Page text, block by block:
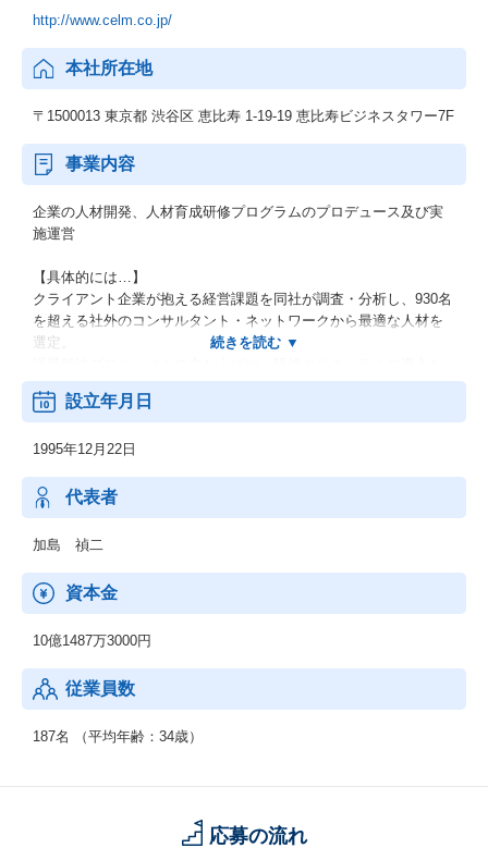
http://www.celm.co.jp/
本社所在地
〒1500013 東京都 渋谷区 恵比寿 1-19-19 恵比寿ビジネスタワー7F
事業内容
企業の人材開発、人材育成研修プログラムのプロデュース及び実
施運営
【具体的には…】
クライアント企業が抱える経営課題を同社が調査・分析し、930名
を超える社外のコンサルタント・ネットワークから最適な人材を
選定。
どを提案しています。
経営戦略、マーケティング戦略、事業開発、商品企画、生産工程
務戦略、市場調査など、
多くの分野で十分な知識と実績を備えたプロフェッショナルが、
ベストなプログラムを提供し、企業の課題解決をはかります。
※主に、人材育成、研修の分野で課題解決策を提案。
設立年月日
1995年12月22日
代表者
加島 禎二
資本金
10億1487万3000円
従業員数
187名 （平均年齢：34歳）
応募の流れ